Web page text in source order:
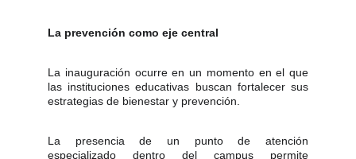
La prevención como eje central
La inauguración ocurre en un momento en el que
las instituciones educativas buscan fortalecer sus
estrategias de bienestar y prevención.
La presencia de un punto de atención
especializado dentro del campus permite